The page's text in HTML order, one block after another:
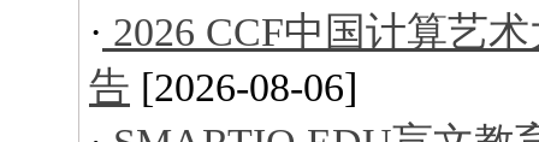
· 2026 CCF中国计算艺
告 [2026-08-06]